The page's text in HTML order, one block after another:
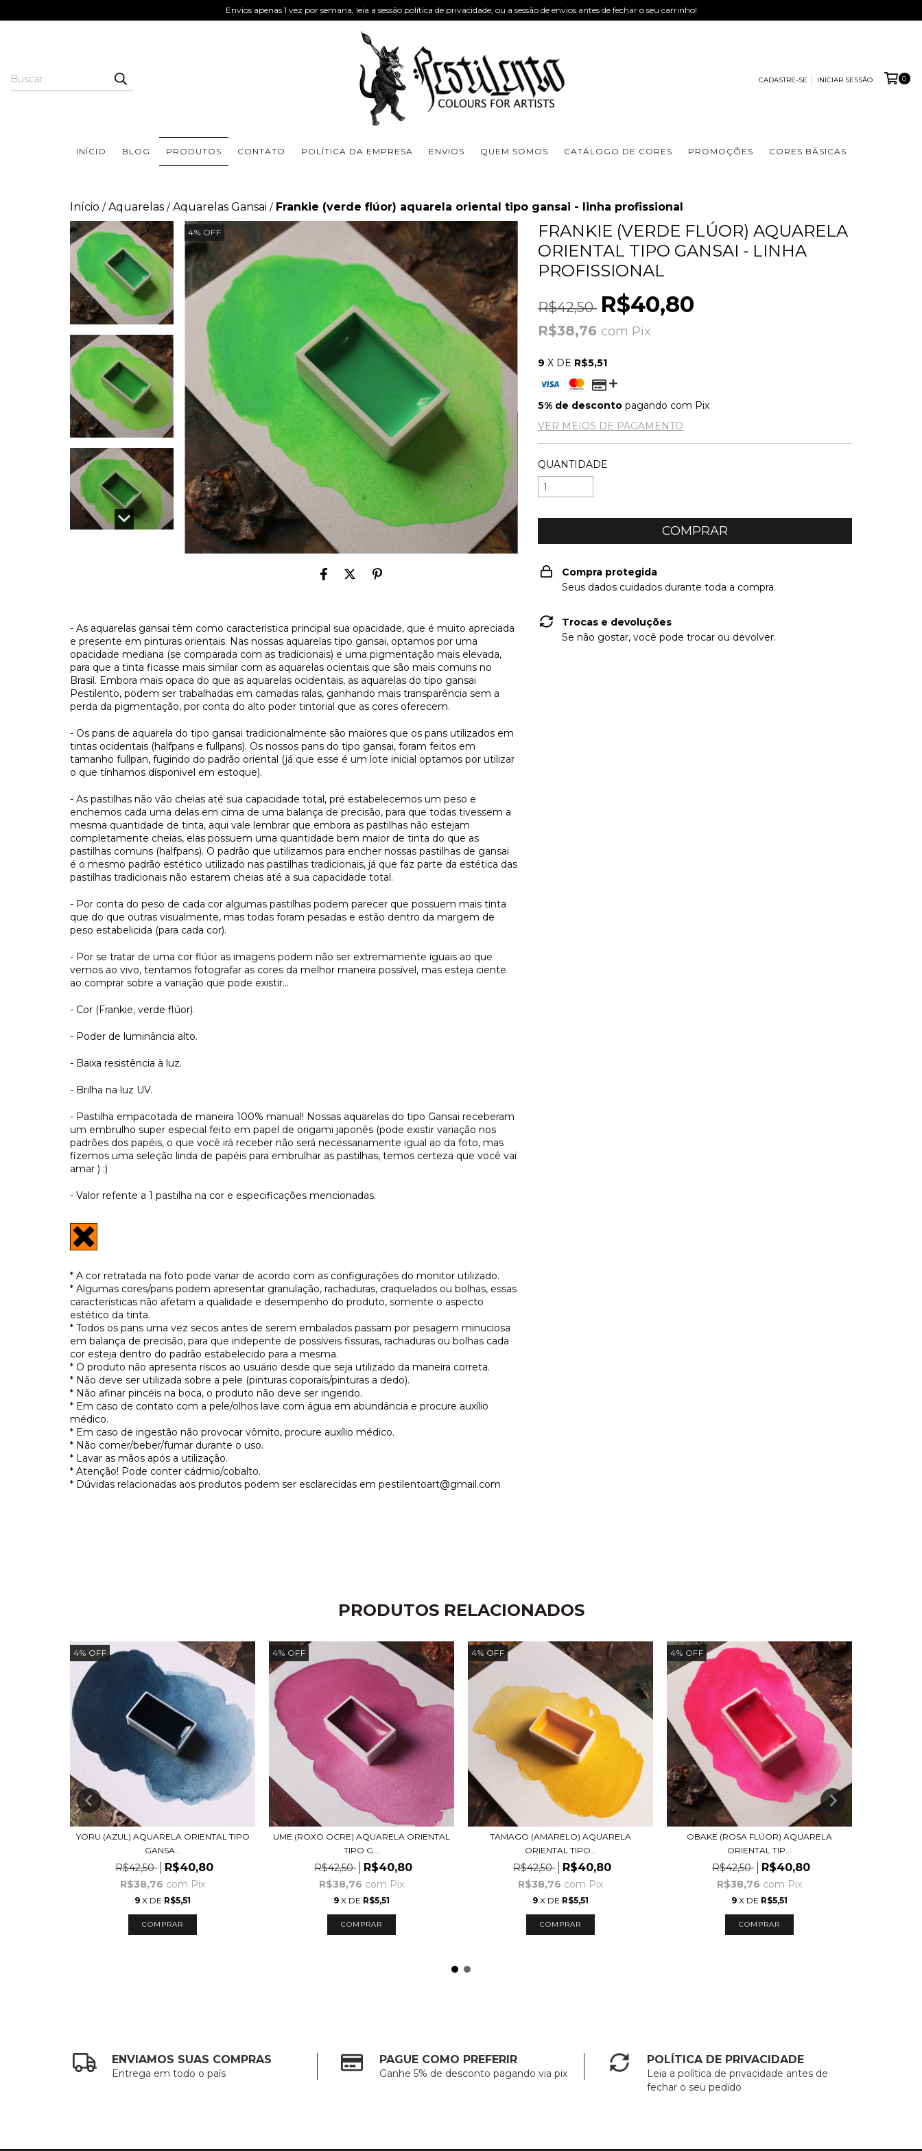
Envios apenas 1 vez por semana, leia a sessão política de privacidade, ou a sessão de envios antes de fechar o seu carrinho!
CADASTRE-SE INICIAR SESSÃO 0
INÍCIO BLOG PRODUTOS CONTATO POLÍTICA DA EMPRESA ENVIOS QUEM SOMOS CATÁLOGO DE CORES PROMOÇÕES CORES BÁSICAS
Início / Aquarelas / Aquarelas Gansai / Frankie (verde flúor) aquarela oriental tipo gansai - linha profissional
4% OFF
- As aquarelas gansai têm como caracteristica principal sua opacidade, que é muito apreciada
e presente em pinturas orientais. Nas nossas aquarelas tipo gansai, optamos por uma
opacidade mediana (se comparada com as tradicionais) e uma pigmentação mais elevada,
para que a tinta ficasse mais similar com as aquarelas ocientais que são mais comuns no
Brasil. Embora mais opaca do que as aquarelas ocidentais, as aquarelas do tipo gansai
Pestilento, podem ser trabalhadas em camadas ralas, ganhando mais transparência sem a
perda da pigmentação, por conta do alto poder tintorial que as cores oferecem.
- Os pans de aquarela do tipo gansai tradicionalmente são maiores que os pans utilizados em
tintas ocidentais (halfpans e fullpans). Os nossos pans do tipo gansai, foram feitos em
tamanho fullpan, fugindo do padrão oriental (já que esse é um lote inicial optamos por utilizar
o que tínhamos dísponivel em estoque).
- As pastilhas não vão cheias até sua capacidade total, pré estabelecemos um peso e
enchemos cada uma delas em cima de uma balança de precisão, para que todas tivessem a
mesma quantidade de tinta, aqui vale lembrar que embora as pastilhas não estejam
completamente cheias, elas possuem uma quantidade bem maior de tinta do que as
pastilhas comuns (halfpans). O padrão que utilizamos para encher nossas pastilhas de gansai
é o mesmo padrão estético utilizado nas pastilhas tradicionais, já que faz parte da estética das
pastilhas tradicionais não estarem cheias até a sua capacidade total.
- Por conta do peso de cada cor algumas pastilhas podem parecer que possuem mais tinta
que do que outras visualmente, mas todas foram pesadas e estão dentro da margem de
peso estabelicida (para cada cor).
- Por se tratar de uma cor flúor as imagens podem não ser extremamente iguais ao que
vemos ao vivo, tentamos fotografar as cores da melhor maneira possível, mas esteja ciente
ao comprar sobre a variação que pode existir...
- Cor (Frankie, verde flúor).
- Poder de luminância alto.
- Baixa resistência à luz.
- Brilha na luz UV.
- Pastilha empacotada de maneira 100% manual! Nossas aquarelas do tipo Gansai receberam
um embrulho super especial feito em papel de origami japonês (pode existir variação nos
padrões dos papéis, o que você irá receber não será necessariamente igual ao da foto, mas
fizemos uma seleção linda de papéis para embrulhar as pastilhas, temos certeza que você vai
amar ) :)
- Valor refente a 1 pastilha na cor e especificações mencionadas.
* A cor retratada na foto pode variar de acordo com as configurações do monitor utilizado.
* Algumas cores/pans podem apresentar granulação, rachaduras, craquelados ou bolhas, essas
características não afetam a qualidade e desempenho do produto, somente o aspecto
estético da tinta.
* Todos os pans uma vez secos antes de serem embalados passam por pesagem minuciosa
em balança de precisão, para que indepente de possíveis fissuras, rachaduras ou bolhas cada
cor esteja dentro do padrão estabelecido para a mesma.
* O produto não apresenta riscos ao usuário desde que seja utilizado da maneira correta.
* Não deve ser utilizada sobre a pele (pinturas coporais/pinturas a dedo).
* Não afinar pincéis na boca, o produto não deve ser ingerido.
* Em caso de contato com a pele/olhos lave com água em abundância e procure auxílio
médico.
* Em caso de ingestão não provocar vômito, procure auxílio médico.
* Não comer/beber/fumar durante o uso.
* Lavar as mãos após a utilização.
* Atenção! Pode conter cádmio/cobalto.
* Dúvidas relacionadas aos produtos podem ser esclarecidas em pestilentoart@gmail.com
FRANKIE (VERDE FLÚOR) AQUARELA
ORIENTAL TIPO GANSAI - LINHA
PROFISSIONAL
R$42,50 R$40,80
R$38,76 com Pix
9 X DE R$5,51
5% de desconto pagando com Pix
VER MEIOS DE PAGAMENTO
QUANTIDADE
Compra protegida
Seus dados cuidados durante toda a compra.
Trocas e devoluções
Se não gostar, você pode trocar ou devolver.
PRODUTOS RELACIONADOS
4% OFF
YORU (AZUL) AQUARELA ORIENTAL TIPO
GANSA...
R$42,50 R$40,80
R$38,76 com Pix
9 X DE R$5,51
4% OFF
UME (ROXO OCRE) AQUARELA ORIENTAL
TIPO G...
R$42,50 R$40,80
R$38,76 com Pix
9 X DE R$5,51
4% OFF
TAMAGO (AMARELO) AQUARELA
ORIENTAL TIPO...
R$42,50 R$40,80
R$38,76 com Pix
9 X DE R$5,51
4% OFF
OBAKE (ROSA FLÚOR) AQUARELA
ORIENTAL TIP...
R$42,50 R$40,80
R$38,76 com Pix
9 X DE R$5,51
ENVIAMOS SUAS COMPRAS
Entrega em todo o país
PAGUE COMO PREFERIR
Ganhe 5% de desconto pagando via pix
POLÍTICA DE PRIVACIDADE
Leia a política de privacidade antes de
fechar o seu pedido